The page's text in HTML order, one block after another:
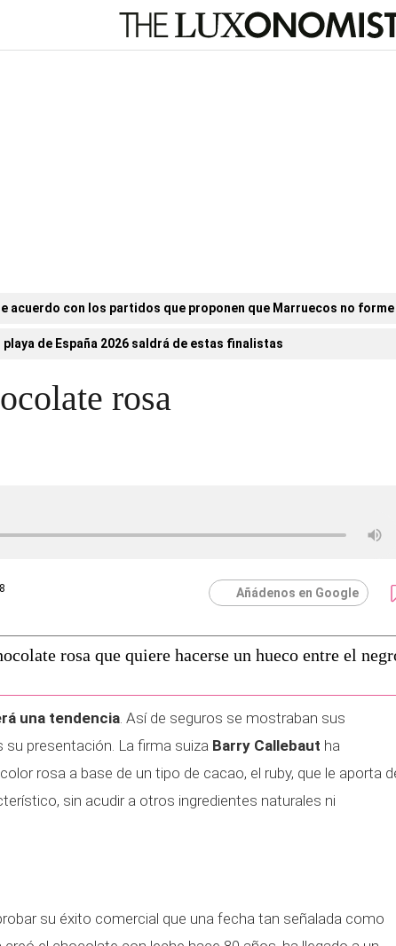
acuerdo con los partidos que proponen que Marruecos no
playa de España 2026 saldrá de estas finalistas
rosa
Añádenos en Google
rosa que quiere hacerse un hueco entre el
una tendencia. Así de seguros se mostraban sus
presentación. La firma suiza Barry Callebaut ha
rosa a base de un tipo de cacao, el ruby, que le aporta
sin acudir a otros ingredientes naturales ni
su éxito comercial que una fecha tan señalada como